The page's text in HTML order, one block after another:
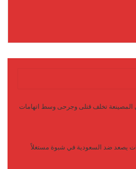
المصينعة تخلف قتلى وجرحى وسط اتهامات
يصعد ضد السعودية في شبوة مستغلاً